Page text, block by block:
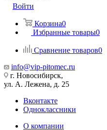
Войти
Корзина0
Избранные товары0
Сравнение товаров0
info@vip-pitomec.ru
г. Новосибирск,
ул. А. Лежена, д. 25
Вконтакте
Одноклассники
О компании